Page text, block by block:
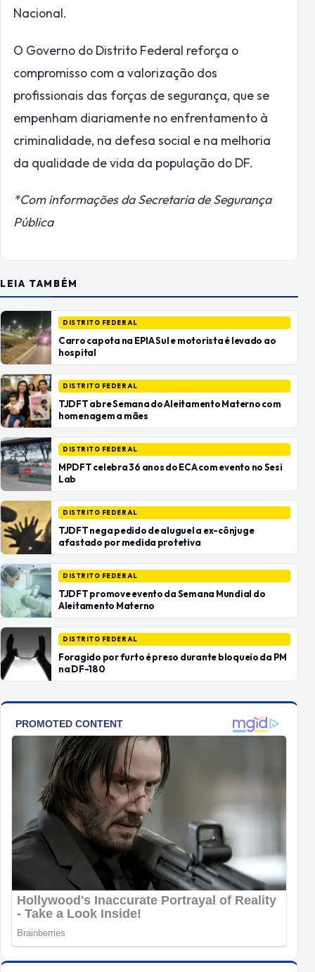
Nacional.
O Governo do Distrito Federal reforça o
compromisso com a valorização dos
profissionais das forças de segurança, que se
empenham diariamente no enfrentamento à
criminalidade, na defesa social e na melhoria
da qualidade de vida da população do DF.
*Com informações da Secretaria de Segurança
Pública
LEIA TAMBÉM
DISTRITO FEDERAL
Carro capota na EPIA Sul e motorista é levado ao
hospital
DISTRITO FEDERAL
TJDFT abre Semana do Aleitamento Materno com
homenagem a mães
DISTRITO FEDERAL
MPDFT celebra 36 anos do ECA com evento no Sesi
Lab
DISTRITO FEDERAL
TJDFT nega pedido de aluguel a ex-cônjuge
afastado por medida protetiva
DISTRITO FEDERAL
TJDFT promove evento da Semana Mundial do
Aleitamento Materno
DISTRITO FEDERAL
Foragido por furto é preso durante bloqueio da PM
na DF-180